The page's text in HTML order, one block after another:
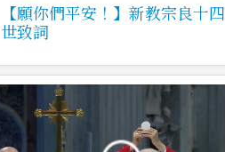
【願你們平安！】新教宗良十四
世致詞